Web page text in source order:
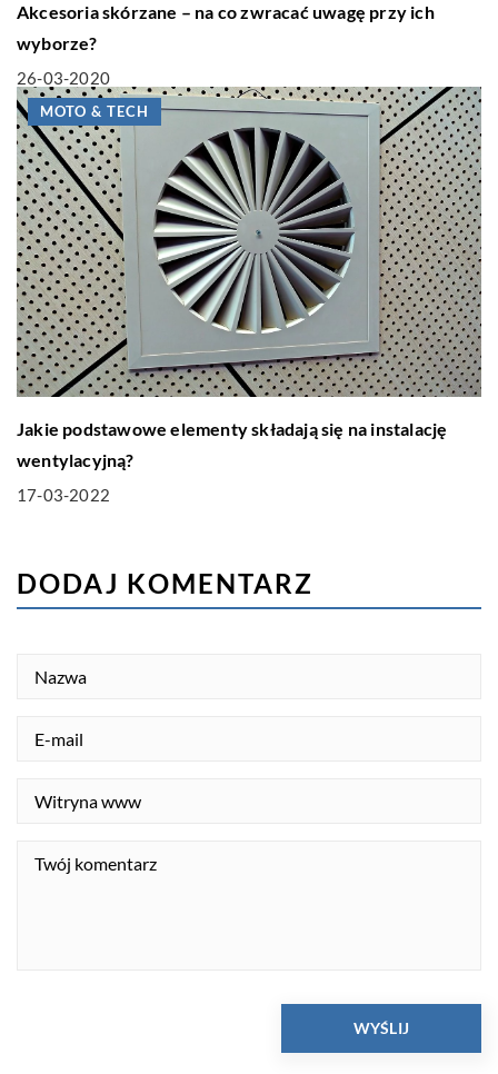
Akcesoria skórzane – na co zwracać uwagę przy ich
wyborze?
26-03-2020
MOTO & TECH
Jakie podstawowe elementy składają się na instalację
wentylacyjną?
17-03-2022
DODAJ KOMENTARZ